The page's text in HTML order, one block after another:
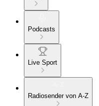
Podcasts
Live Sport
Radiosender von A-Z